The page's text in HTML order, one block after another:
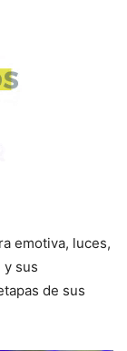
emotiva, luces,
y sus
de sus